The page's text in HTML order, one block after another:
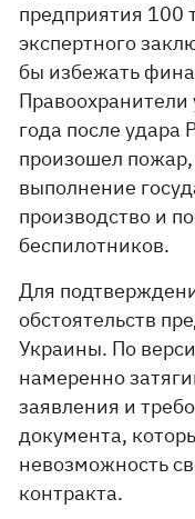
предприятия 100
экспертного
бы избежать
года после удара
произошел
выполнение
производство и
беспилотников.
Для
обстоятельств
Украины. По
намеренно
заявления и
документа,
невозможность
контракта.